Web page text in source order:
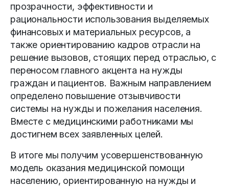
прозрачности, эффективности и
рациональности использования выделяемых
финансовых и материальных ресурсов, а
также ориентированию кадров отрасли на
решение вызовов, стоящих перед отраслью, с
переносом главного акцента на нужды
граждан и пациентов. Важным направлением
определено повышение отзывчивости
системы на нужды и пожелания населения.
Вместе с медицинскими работниками мы
достигнем всех заявленных целей.
В итоге мы получим усовершенствованную
модель оказания медицинской помощи
населению, ориентированную на нужды и